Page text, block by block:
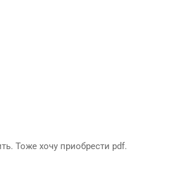
Тоже хочу приобрести pdf.